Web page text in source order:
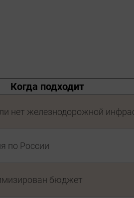
Когда подходит
нет железнодорожной
по России
бюджет